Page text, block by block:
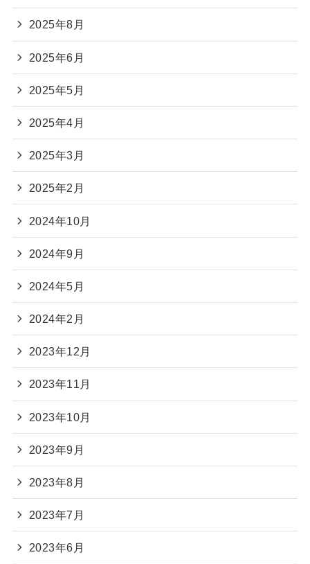
2025年8月
2025年6月
2025年5月
2025年4月
2025年3月
2025年2月
2024年10月
2024年9月
2024年5月
2024年2月
2023年12月
2023年11月
2023年10月
2023年9月
2023年8月
2023年7月
2023年6月